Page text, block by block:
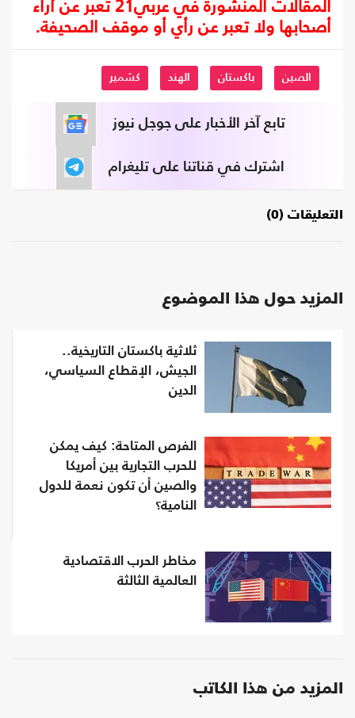
المقالات المنشورة في عربي21 تعبر عن آراء
أصحابها ولا تعبر عن رأي أو موقف الصحيفة.
الصين باكستان الهند كشمير
تابع آخر الأخبار على جوجل نيوز
اشترك في قناتنا على تليغرام
التعليقات (0)
المزيد حول هذا الموضوع
ثلاثية باكستان التاريخية..
الجيش، الإقطاع السياسي،
الدين
الفرص المتاحة: كيف يمكن
للحرب التجارية بين أمريكا
والصين أن تكون نعمة للدول
النامية؟
مخاطر الحرب الاقتصادية
العالمية الثالثة
المزيد من هذا الكاتب